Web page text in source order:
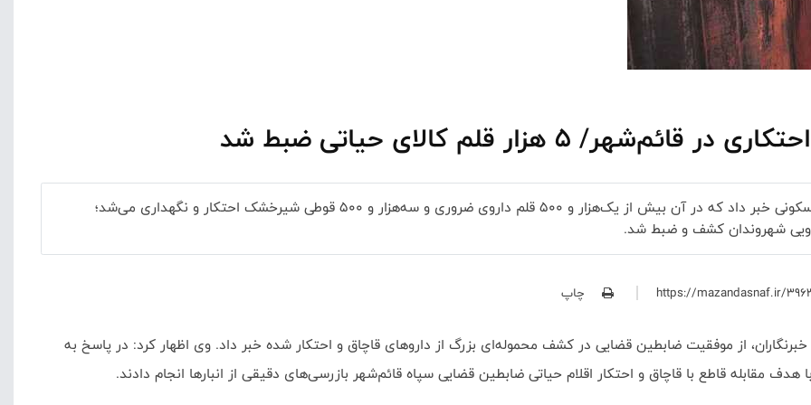
هزار قلم کالای حیاتی ضبط شد
فرمانده سپاه قائم‌شهر از کشف یک انبار پنهان در واحدی مسکونی خبر داد که در آن بیش از یک‌هزار و ۵۰۰ قلم داروی ضروری و سه‌هزار و ۵۰۰ قوطی شیرخشک احتکار و نگهداری می‌شد؛
شهروندان کشف و ضبط شد.
چاپ
از موفقیت ضابطین قضایی در کشف محموله‌ای بزرگ از داروهای قاچاق و احتکار شده خبر داد. وی اظهار کرد: در پاسخ به
هدف مقابله قاطع با قاچاق و احتکار اقلام حیاتی ضابطین قضایی سپاه قائم‌شهر بازرسی‌های دقیقی از انبارها انجام دادند.